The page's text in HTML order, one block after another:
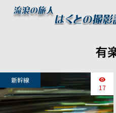
有
新幹線
17